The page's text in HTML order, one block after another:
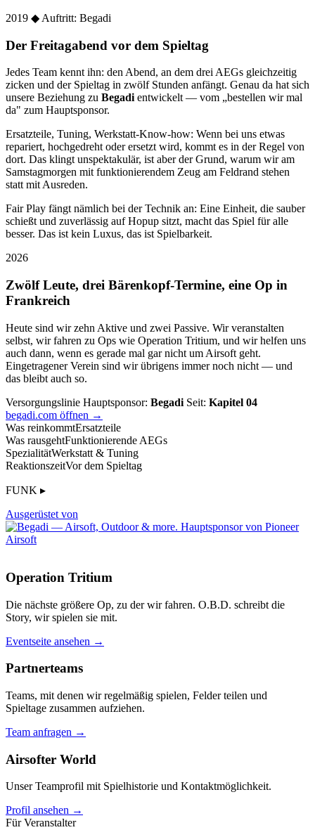
2019 ◆ Auftritt: Begadi
Der Freitagabend vor dem Spieltag
Jedes Team kennt ihn: den Abend, an dem drei AEGs gleichzeitig
zicken und der Spieltag in zwölf Stunden anfängt. Genau da hat sich
unsere Beziehung zu Begadientwickelt — vom „bestellen wir mal
da" zum Hauptsponsor.
Ersatzteile, Tuning, Werkstatt-Know-how: Wenn bei uns etwas
repariert, hochgedreht oder ersetzt wird, kommt es in der Regel von
dort. Das klingt unspektakulär, ist aber der Grund, warum wir am
Samstagmorgen mit funktionierendem Zeug am Feldrand stehen
statt mit Ausreden.
Fair Play fängt nämlich bei der Technik an: Eine Einheit, die sauber
schießt und zuverlässig auf Hopup sitzt, macht das Spiel für alle
besser. Das ist kein Luxus, das ist Spielbarkeit.
2026
Zwölf Leute, drei Bärenkopf-Termine, eine Op in
Frankreich
Heute sind wir zehn Aktive und zwei Passive. Wir veranstalten
selbst, wir fahren zu Ops wie Operation Tritium, und wir helfen uns
auch dann, wenn es gerade mal gar nicht um Airsoft geht.
Eingetragener Verein sind wir übrigens immer noch nicht — und
das bleibt auch so.
Versorgungslinie Hauptsponsor: Begadi Seit: Kapitel 04
begadi.com öffnen →
Was reinkommtErsatzteile
Was rausgehtFunktionierende AEGs
SpezialitätWerkstatt & Tuning
ReaktionszeitVor dem Spieltag
FUNK ▸
Ausgerüstet von
Operation Tritium
Die nächste größere Op, zu der wir fahren. O.B.D. schreibt die
Story, wir spielen sie mit.
Eventseite ansehen →
Partnerteams
Teams, mit denen wir regelmäßig spielen, Felder teilen und
Spieltage zusammen aufziehen.
Team anfragen →
Airsofter World
Unser Teamprofil mit Spielhistorie und Kontaktmöglichkeit.
Profil ansehen →
Für Veranstalter